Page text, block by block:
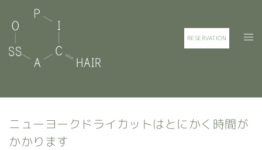
RESERVATION
ニューヨークドライカットはとにかく時間が
かかります